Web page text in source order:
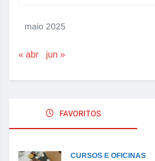
maio 2025
« abr jun »
FAVORITOS
CURSOS E OFICINAS